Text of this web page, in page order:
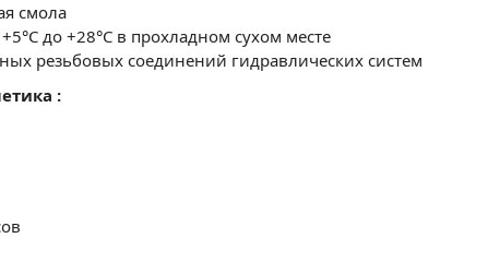
смола
до +28°С в прохладном сухом месте
резьбовых соединений гидравлических систем
: